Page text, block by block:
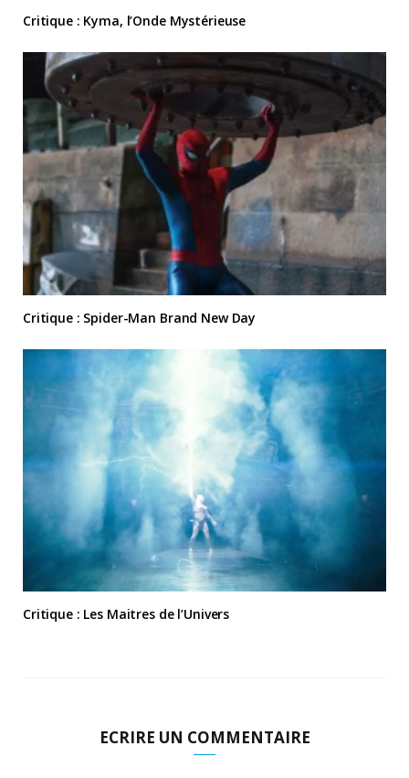
Critique : Kyma, l’Onde Mystérieuse
Critique : Spider-Man Brand New Day
Critique : Les Maitres de l’Univers
ECRIRE UN COMMENTAIRE